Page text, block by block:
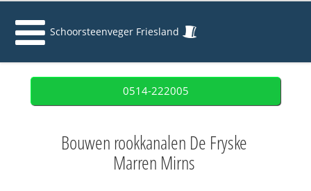
Schoorsteenveger Friesland
0514-222005
Bouwen rookkanalen De Fryske
Marren Mirns